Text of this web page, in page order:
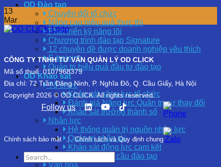
OD Đào tạo
Chuyển đổi tổ chức
Nâng cao hiệu quả thực thi
Phát triển kỹ năng lõi
Chương trình đào tạo Signature
12 chuyên đề được doanh nghiệp yêu thích
E-training
Quản trị hiệu quả đầu tư đào tạo
OD Khảo sát
Tổ chức
Khảo sát năng lực tổ chức
Đánh giá Năng lực Quản trị sự thay đổi
Khảo sát trưởng thành số
Nhân lực
Hệ thống quản trị nguồn nhân lực
Quản trị nhân tài
Khảo sát động lực cam kết
Khảo sát nhu cầu đào tạo
Văn hóa
13
Mar
CÔNG TY TNHH TƯ VẤN QUẢN LÝ OD CLICK
Mã số thuế: 0107968379
Địa chỉ: 72 Trần Đăng Ninh, P. Nghĩa Đô, Q. Cầu Giấy, Hà Nội
Copyright 2026 © OD CLICK. All rights reserved.
Follow us
Chính sách bảo mật | Chính sách và Quy định chung